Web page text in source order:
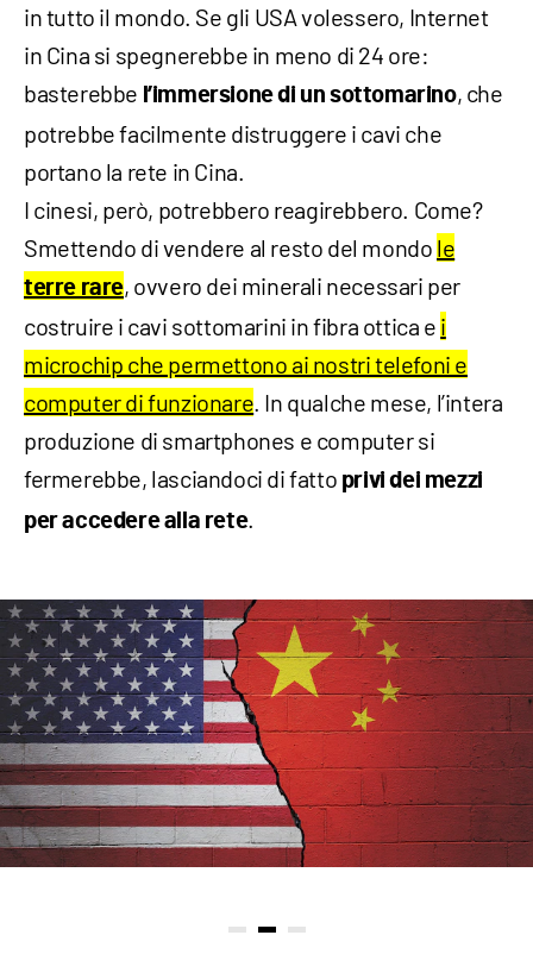
in tutto il mondo. Se gli USA volessero, Internet
in Cina si spegnerebbe in meno di 24 ore:
basterebbe l’immersione di un sottomarino, che
potrebbe facilmente distruggere i cavi che
portano la rete in Cina.
I cinesi, però, potrebbero reagirebbero. Come?
Smettendo di vendere al resto del mondo le
terre rare, ovvero dei minerali necessari per
costruire i cavi sottomarini in fibra ottica e i
microchip che permettono ai nostri telefoni e
computer di funzionare. In qualche mese, l’intera
produzione di smartphones e computer si
fermerebbe, lasciandoci di fatto privi dei mezzi
per accedere alla rete.